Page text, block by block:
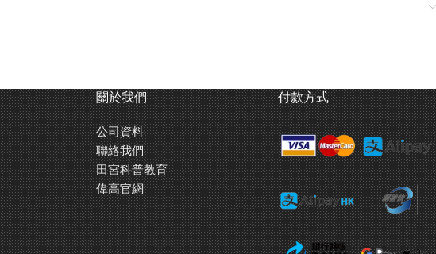
關於我們
公司資料
聯絡我們
田宮科普教育
偉高官網
付款方式